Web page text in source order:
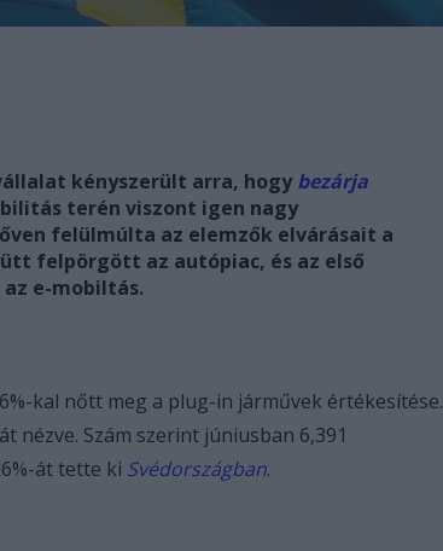
kényszerült arra, hogybezárja
terén viszont igen nagy
felülmúlta az elemzők elvárásait a
felpörgött az autópiac, és az első
e-mobiltás.
kal nőtt meg a plug-in járművek értékesítése.
nézve. Szám szerint júniusban 6,391
át tette ki Svédországban.